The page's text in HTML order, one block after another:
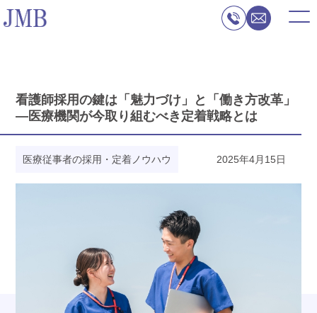
看護師採用の鍵は「魅力づけ」と「働き方改革」
—医療機関が今取り組むべき定着戦略とは
医療従事者の採用・定着ノウハウ 2025年4月15日